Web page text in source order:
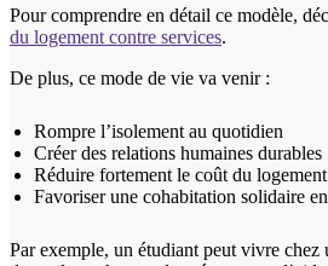
Pour comprendre en détail ce modèle,
du logement contre services.
De plus, ce mode de vie va venir :
Rompre l’isolement au quotidien
Créer des relations humaines durables
Réduire fortement le coût du logement
Favoriser une cohabitation solidaire
Par exemple, un étudiant peut vivre chez